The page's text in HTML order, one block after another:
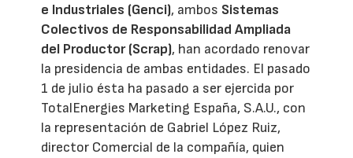
e Industriales (Genci), ambos Sistemas
Colectivos de Responsabilidad Ampliada
del Productor (Scrap), han acordado renovar
la presidencia de ambas entidades. El pasado
1 de julio ésta ha pasado a ser ejercida por
TotalEnergies Marketing España, S.A.U., con
la representación de Gabriel López Ruiz,
director Comercial de la compañía, quien